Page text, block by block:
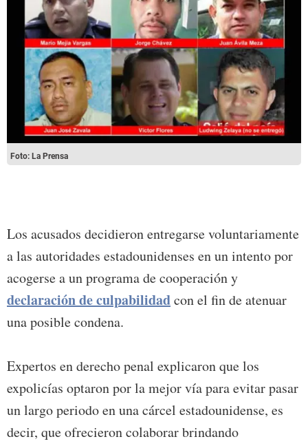
Foto: La Prensa
Los acusados decidieron entregarse voluntariamente
a las autoridades estadounidenses en un intento por
acogerse a un programa de cooperación y
declaración de culpabilidadcon el fin de atenuar
una posible condena.
Expertos en derecho penal explicaron que los
expolicías optaron por la mejor vía para evitar pasar
un largo periodo en una cárcel estadounidense, es
decir, que ofrecieron colaborar brindando